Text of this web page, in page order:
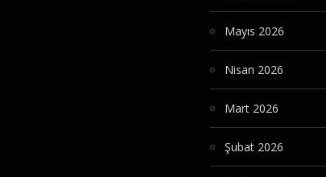
Mayıs 2026
Nisan 2026
Mart 2026
Şubat 2026